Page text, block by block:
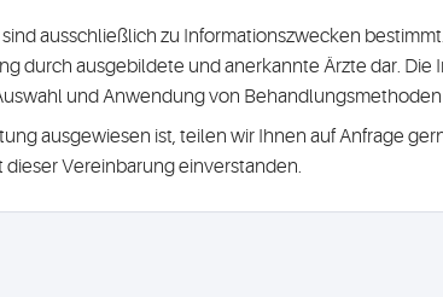
ausschließlich zu Informationszwecken
durch ausgebildete und anerkannte Ärzte dar.
und Anwendung von
ausgewiesen ist, teilen wir Ihnen auf Anfrage
Vereinbarung einverstanden.